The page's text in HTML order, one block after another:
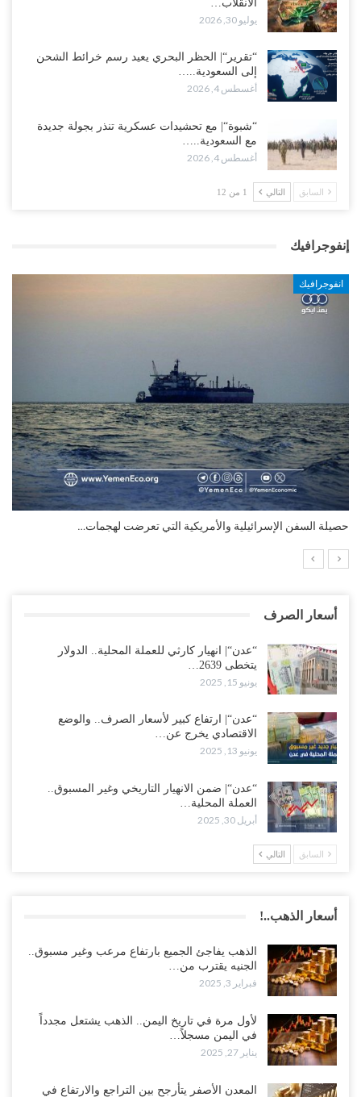
الانقلاب…
يوليو 30, 2026
“تقرير“| الحظر البحري يعيد رسم خرائط الشحن
إلى السعودية..…
أغسطس 4, 2026
“شبوة“| مع تحشيدات عسكرية تنذر بجولة جديدة
مع السعودية..…
أغسطس 4, 2026
السابق التالي 1 من 12
إنفوجرافيك
انفوجرافيك
التضخم السنوي لمنطقة اليورو.. “إنفوجرافيك“..!
أسعار الصرف
“عدن“| انهيار كارثي للعملة المحلية.. الدولار
يتخطى 2639…
يونيو 15, 2025
“عدن“| ارتفاع كبير لأسعار الصرف.. والوضع
الاقتصادي يخرج عن…
يونيو 13, 2025
“عدن“| ضمن الانهيار التاريخي وغير المسبوق..
العملة المحلية…
أبريل 30, 2025
السابق التالي
أسعار الذهب..!
الذهب يفاجئ الجميع بارتفاع مرعب وغير مسبوق..
الجنيه يقترب من…
فبراير 3, 2025
لأول مرة في تاريخ اليمن.. الذهب يشتعل مجدداً
في اليمن مسجلاً…
يناير 27, 2025
المعدن الأصفر يتأرجح بين التراجع والارتفاع في